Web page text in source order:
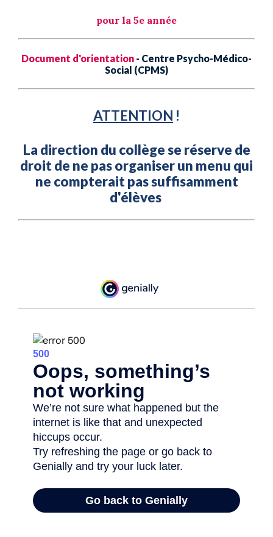
pour la 5e année
Document d'orientation - Centre Psycho-Médico-
Social (CPMS)
ATTENTION !
La direction du collège se réserve de
droit de ne pas organiser un menu qui
ne compterait pas suffisamment
d'élèves